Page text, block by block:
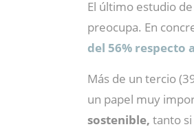
El último estudio de
preocupa. En
del 56% respecto
Más de un tercio
un papel muy
sostenible, tanto